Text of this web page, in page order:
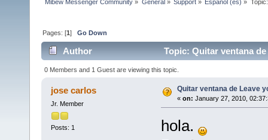
Mibew Messenger Community » General» Support» Español (es) »
Pages: [1]Go Down
Author Topic: Quitar ventana
0 Members and 1 Guest are viewing this topic.
jose carlos
Jr. Member
Posts: 1
Quitar ventana de Leave
« on: January 27, 2010,
hola.